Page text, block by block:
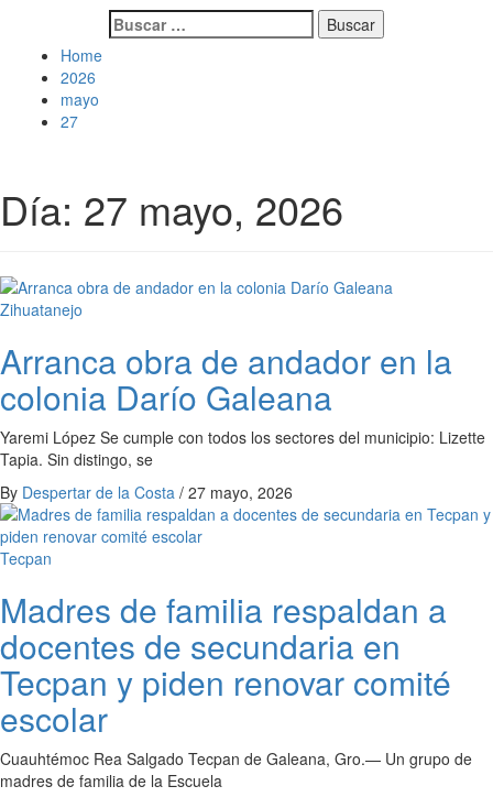
Buscar:
Home
2026
mayo
27
Día: 27 mayo, 2026
Zihuatanejo
Arranca obra de andador en la
colonia Darío Galeana
Yaremi López Se cumple con todos los sectores del municipio: Lizette
Tapia. Sin distingo, se
By Despertar de la Costa / 27 mayo, 2026
Tecpan
Madres de familia respaldan a
docentes de secundaria en
Tecpan y piden renovar comité
escolar
Cuauhtémoc Rea Salgado Tecpan de Galeana, Gro.— Un grupo de
madres de familia de la Escuela